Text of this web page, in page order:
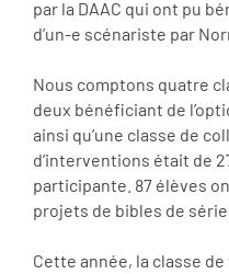
par la DAAC qui ont pu
d’un-e scénariste par
Nous comptons quatre
deux bénéficiant de
ainsi qu’une classe de
d’interventions était de
participante. 87 élèves
projets de bibles de
Cette année, la classe